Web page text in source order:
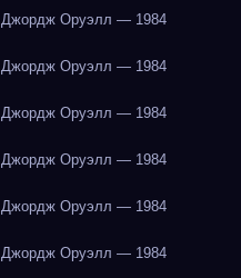
Джордж Оруэлл — 1984
Джордж Оруэлл — 1984
Джордж Оруэлл — 1984
Джордж Оруэлл — 1984
Джордж Оруэлл — 1984
Джордж Оруэлл — 1984